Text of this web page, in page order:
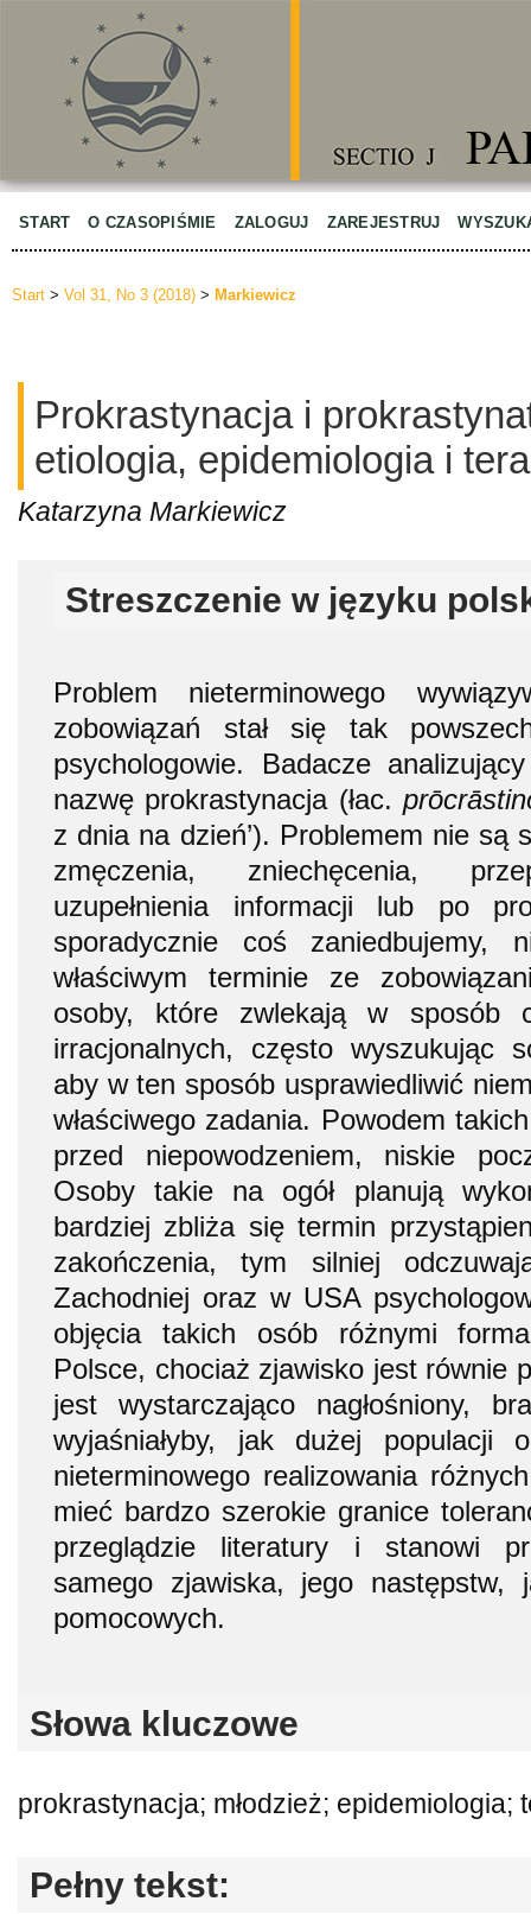
START O CZASOPIŚMIE ZALOGUJ ZAREJESTRUJ
Start > Vol 31, No 3 (2018) > Markiewicz
Prokrastynacja i
etiologia, epidemiologia i
Katarzyna Markiewicz
Streszczenie w języku
Problem nieterminowego
zobowiązań stał się tak
psychologowie. Badacze
nazwę prokrastynacja (łac.
z dnia na dzień’). Problemem nie są
zmęczenia, zniechęcenia,
uzupełnienia informacji lub po
sporadycznie coś zaniedbujemy,
właściwym terminie ze
osoby, które zwlekają w sposób
irracjonalnych, często wyszukując
aby w ten sposób usprawiedliwić
właściwego zadania. Powodem
przed niepowodzeniem, niskie
Osoby takie na ogół planują
bardziej zbliża się termin
zakończenia, tym silniej
Zachodniej oraz w USA
objęcia takich osób różnymi
Polsce, chociaż zjawisko jest równie
jest wystarczająco nagłośniony,
wyjaśniałyby, jak dużej populacji
nieterminowego realizowania
mieć bardzo szerokie granice
przeglądzie literatury i stanowi
samego zjawiska, jego następstw,
pomocowych.
Słowa kluczowe
prokrastynacja; młodzież; epidemiologia;
Pełny tekst: